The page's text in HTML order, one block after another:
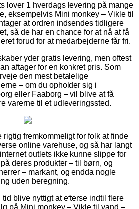
lover 1 hverdags levering på mange
eksempelvis Mini monkey – Vikle til
at ordren indsendes tidligere
så de har en chance for at nå at få
forud for at medarbejderne får fri.
yder gratis levering, men oftest
aftager for en konkret pris. Som
den mest betalelige
– om du opholder sig i
eller Faaborg – vil blive at få
varerne til et udleveringssted.
fremkommeligt for folk at finde
online varehuse, og så har langt
outlets ikke kunne slippe for
deres produkter – til børn, og
– markant, og endda nogle
uden beregning.
tid blive nyttigt at efterse indtil flere
på Mini monkey – Vikle til vand –